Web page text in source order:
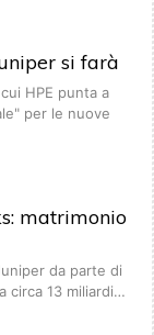
si farà
HPE punta a
per le nuove
matrimonio
da parte di
circa 13 miliardi…